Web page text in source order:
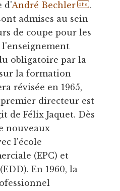
d'André Bechler dhs .
admises au sein
de coupe pour les
l'enseignement
obligatoire par la
la formation
révisée en 1965,
premier directeur est
de Félix Jaquet. Dès
nouveaux
l'école
(EPC) et
En 1960, la